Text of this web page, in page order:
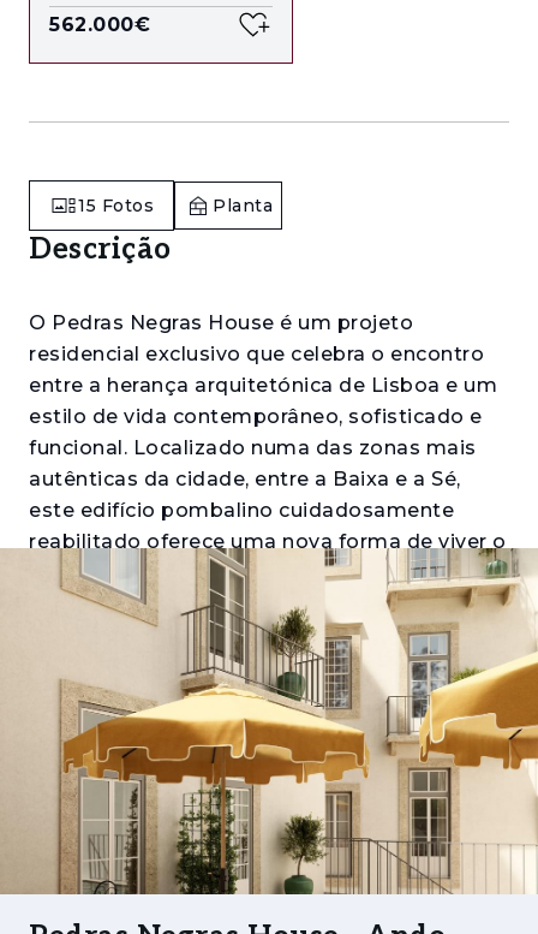
562.000€
15 Fotos Planta
Descrição
O Pedras Negras House é um projeto
residencial exclusivo que celebra o encontro
entre a herança arquitetónica de Lisboa e um
estilo de vida contemporâneo, sofisticado e
funcional. Localizado numa das zonas mais
autênticas da cidade, entre a Baixa e a Sé,
este edifício pombalino cuidadosamente
reabilitado oferece uma nova forma de viver o
centro histórico, com conforto, design e
carácter.
O edifício integra 20 apartamentos com
serviços, distribuídos por vários pisos, com
tipologias que vão desde estúdios a amplos
T3. Cada unidade foi desenhada de forma
única, respeitando a identidade original do
edifício, com pé-direito generoso, abundante
luz natural e materiais nobres como madeira,
pedra natural e azulejos tradicionais